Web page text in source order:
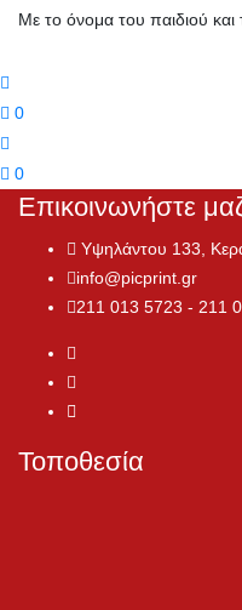
Με το όνομα του παιδιού και
0
0
Επικοινωνήστε
Υψηλάντου 133,
info@picprint.gr
211 013 5723 - 211
Τοποθεσία